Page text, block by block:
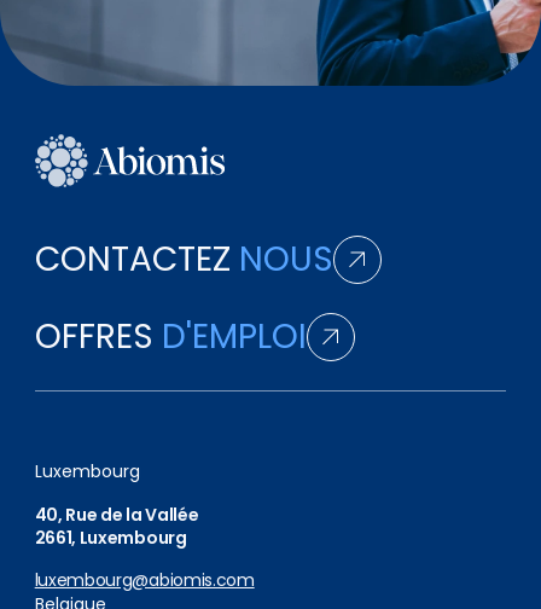
CONTACTEZ NOUS
OFFRES D'EMPLOI
Luxembourg
40, Rue de la Vallée
2661, Luxembourg
luxembourg@abiomis.com